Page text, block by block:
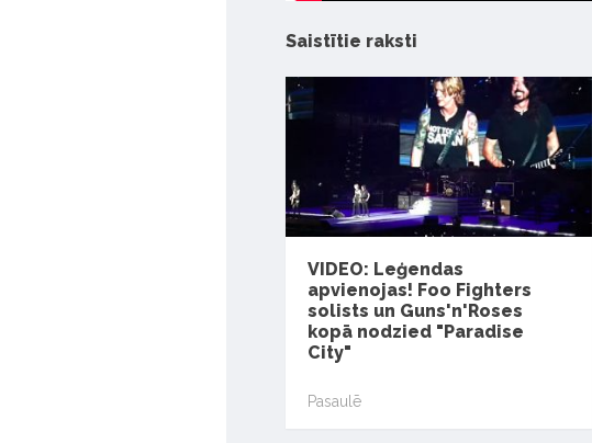
Saistītie raksti
VIDEO: Leģendas
apvienojas! Foo Fighters
solists un Guns'n'Roses
kopā nodzied "Paradise
City"
Pasaulē